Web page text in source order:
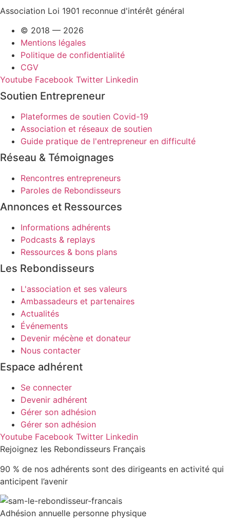
Association Loi 1901 reconnue d'intérêt général
© 2018 — 2026
Mentions légales
Politique de confidentialité
CGV
Youtube Facebook Twitter Linkedin
Soutien Entrepreneur
Plateformes de soutien Covid-19
Association et réseaux de soutien
Guide pratique de l'entrepreneur en difficulté
Réseau & Témoignages
Rencontres entrepreneurs
Paroles de Rebondisseurs
Annonces et Ressources
Informations adhérents
Podcasts & replays
Ressources & bons plans
Les Rebondisseurs
L'association et ses valeurs
Ambassadeurs et partenaires
Actualités
Événements
Devenir mécène et donateur
Nous contacter
Espace adhérent
Se connecter
Devenir adhérent
Gérer son adhésion
Gérer son adhésion
Youtube Facebook Twitter Linkedin
Rejoignez les Rebondisseurs Français
90 % de nos adhérents sont des dirigeants en activité qui
anticipent l’avenir
Adhésion annuelle personne physique